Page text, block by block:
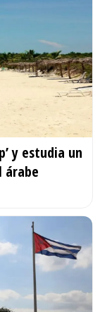
y estudia un
árabe